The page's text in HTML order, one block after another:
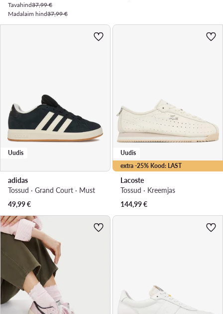
Tavahind37,99 €
Madalaim hind37,99 €
Uudis
adidas
Tossud · Grand Court · Must
49,99€
extra -25% Kood: LAST
Uudis
Lacoste
Tossud · Kreemjas
144,99€